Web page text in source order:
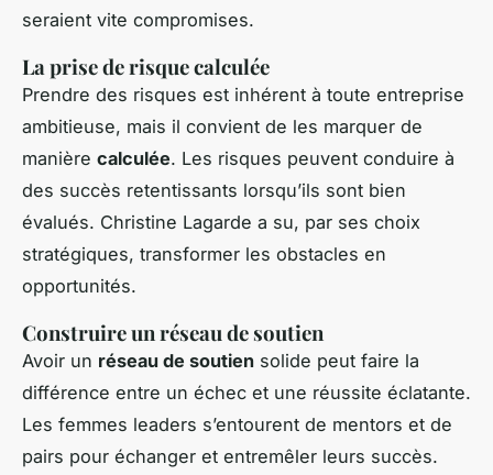
seraient vite compromises.
La prise de risque calculée
Prendre des risques est inhérent à toute entreprise
ambitieuse, mais il convient de les marquer de
manière calculée. Les risques peuvent conduire à
des succès retentissants lorsqu’ils sont bien
évalués. Christine Lagarde a su, par ses choix
stratégiques, transformer les obstacles en
opportunités.
Construire un réseau de soutien
Avoir un réseau de soutien solide peut faire la
différence entre un échec et une réussite éclatante.
Les femmes leaders s’entourent de mentors et de
pairs pour échanger et entremêler leurs succès.